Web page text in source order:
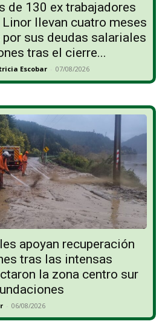
de 130 ex trabajadores
llevan cuatro meses
sus deudas salariales
tras el cierre...
Escobar - 07/08/2026
apoyan recuperación
tras las intensas
la zona centro sur
- 06/08/2026